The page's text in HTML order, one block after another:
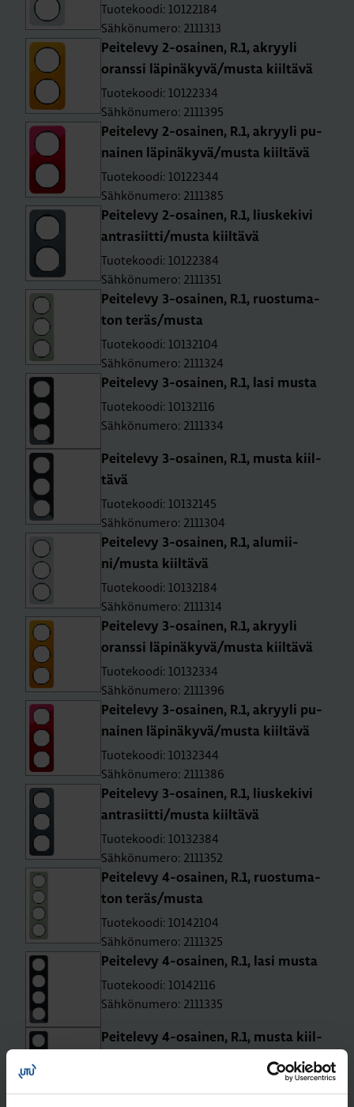
Tuotekoodi: 10122184
Sähkönumero: 2111313
Pei­te­le­vy 2-osai­nen, R.1, ak­ryy­li
orans­si lä­pi­nä­ky­vä/musta kiil­tä­vä
Tuotekoodi: 10122334
Sähkönumero: 2111395
Pei­te­le­vy 2-osai­nen, R.1, ak­ryy­li pu­
nai­nen lä­pi­nä­ky­vä/musta kiil­tä­vä
Tuotekoodi: 10122344
Sähkönumero: 2111385
Pei­te­le­vy 2-osai­nen, R.1, lius­ke­ki­vi
ant­ra­siit­ti/musta kiil­tä­vä
Tuotekoodi: 10122384
Sähkönumero: 2111351
Pei­te­le­vy 3-osai­nen, R.1, ruos­tu­ma­
ton teräs/musta
Tuotekoodi: 10132104
Sähkönumero: 2111324
Pei­te­le­vy 3-osai­nen, R.1, lasi musta
Tuotekoodi: 10132116
Sähkönumero: 2111334
Pei­te­le­vy 3-osai­nen, R.1, musta kiil­
tä­vä
Tuotekoodi: 10132145
Sähkönumero: 2111304
Pei­te­le­vy 3-osai­nen, R.1, alu­mii­
ni/musta kiil­tä­vä
Tuotekoodi: 10132184
Sähkönumero: 2111314
Pei­te­le­vy 3-osai­nen, R.1, ak­ryy­li
orans­si lä­pi­nä­ky­vä/musta kiil­tä­vä
Tuotekoodi: 10132334
Sähkönumero: 2111396
Pei­te­le­vy 3-osai­nen, R.1, ak­ryy­li pu­
nai­nen lä­pi­nä­ky­vä/musta kiil­tä­vä
Tuotekoodi: 10132344
Sähkönumero: 2111386
Pei­te­le­vy 3-osai­nen, R.1, lius­ke­ki­vi
ant­ra­siit­ti/musta kiil­tä­vä
Tuotekoodi: 10132384
Sähkönumero: 2111352
Pei­te­le­vy 4-osai­nen, R.1, ruos­tu­ma­
ton teräs/musta
Tuotekoodi: 10142104
Sähkönumero: 2111325
Pei­te­le­vy 4-osai­nen, R.1, lasi musta
Tuotekoodi: 10142116
Sähkönumero: 2111335
Pei­te­le­vy 4-osai­nen, R.1, musta kiil­